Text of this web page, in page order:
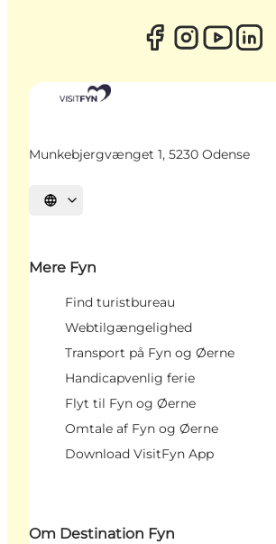
Munkebjergvænget 1, 5230 Odense
Vælg sprog
Mere Fyn
Find turistbureau
Webtilgængelighed
Transport på Fyn og Øerne
Handicapvenlig ferie
Flyt til Fyn og Øerne
Omtale af Fyn og Øerne
Download VisitFyn App
Om Destination Fyn